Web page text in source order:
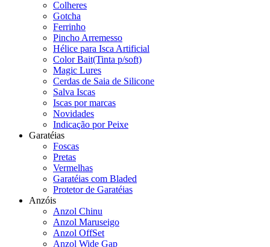
Colheres
Gotcha
Ferrinho
Pincho Arremesso
Hélice para Isca Artificial
Color Bait(Tinta p/soft)
Magic Lures
Cerdas de Saia de Silicone
Salva Iscas
Iscas por marcas
Novidades
Indicação por Peixe
Garatéias
Foscas
Pretas
Vermelhas
Garatéias com Bladed
Protetor de Garatéias
Anzóis
Anzol Chinu
Anzol Maruseigo
Anzol OffSet
Anzol Wide Gap